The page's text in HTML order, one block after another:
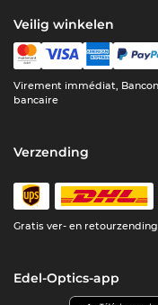
Veilig winkelen
Virement immédiat,
bancaire
Verzending
Gratis ver- en retourzending
Edel-Optics-app